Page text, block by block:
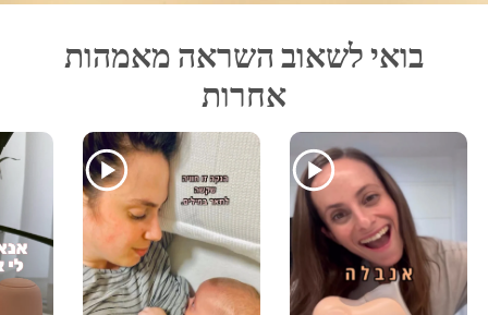
בואי לשאוב השראה מאמהות
אחרות